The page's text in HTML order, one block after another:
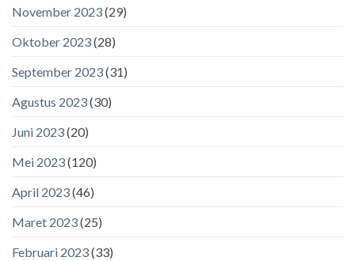
November 2023(29)
Oktober 2023(28)
September 2023(31)
Agustus 2023(30)
Juni 2023(20)
Mei 2023(120)
April 2023(46)
Maret 2023(25)
Februari 2023(33)